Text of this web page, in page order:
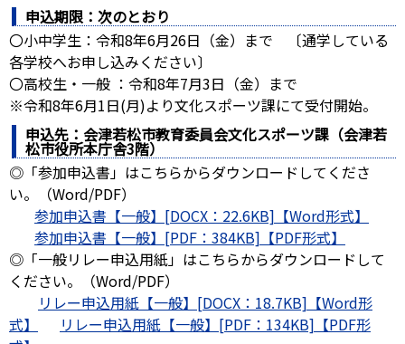
申込期限：次のとおり
〇小中学生：令和8年6月26日（金）まで 〔通学している
各学校へお申し込みください〕
〇高校生・一般 ：令和8年7月3日（金）まで
※令和8年6月1日(月)より文化スポーツ課にて受付開始。
申込先：会津若松市教育委員会文化スポーツ課（会津若
松市役所本庁舎3階）
◎「参加申込書」はこちらからダウンロードしてくださ
い。（Word/PDF）
参加申込書【一般】[DOCX：22.6KB]
参加申込書【一般】[PDF：384KB]
◎「一般リレー申込用紙」はこちらからダウンロードして
ください。（Word/PDF）
リレー申込用紙【一般】[DOCX：18.7KB]
リレー申込用紙【一般】[PDF：134KB]